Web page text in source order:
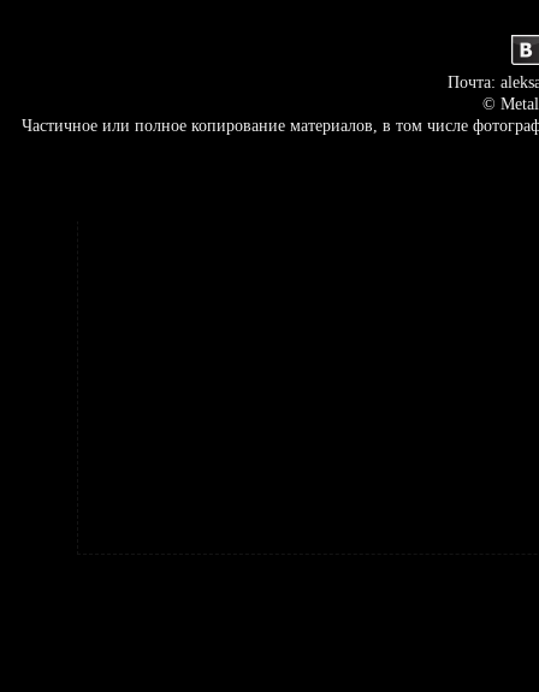
Почта:
©
Частичное или полное копирование материалов, в том числе